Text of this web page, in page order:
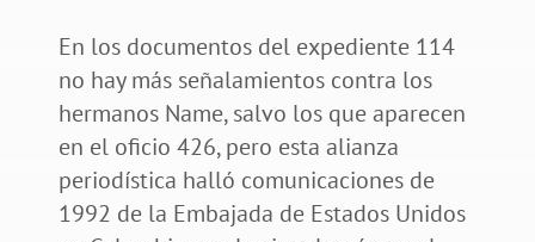
En los documentos del expediente 114
no hay más señalamientos contra los
hermanos Name, salvo los que aparecen
en el oficio 426, pero esta alianza
periodística halló comunicaciones de
1992 de la Embajada de Estados Unidos